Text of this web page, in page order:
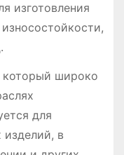
изготовления
который широко
для
изделий, в